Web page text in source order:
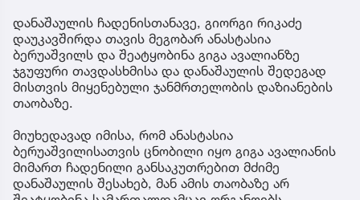
დანაშაულის ჩადენისთანავე, გიორგი რიკაძე
დაუკავშირდა თავის მეგობარ ანასტასია
ბერუაშვილს და შეატყობინა გიგა ავალიანზე
ჯგუფური თავდასხმისა და დანაშაულის შედეგად
მისთვის მიყენებული ჯანმრთელობის დაზიანების
თაობაზე.
მიუხედავად იმისა, რომ ანასტასია
ბერუაშვილისათვის ცნობილი იყო გიგა ავალიანის
მიმართ ჩადენილი განსაკუთრებით მძიმე
დანაშაულის შესახებ, მან ამის თაობაზე არ